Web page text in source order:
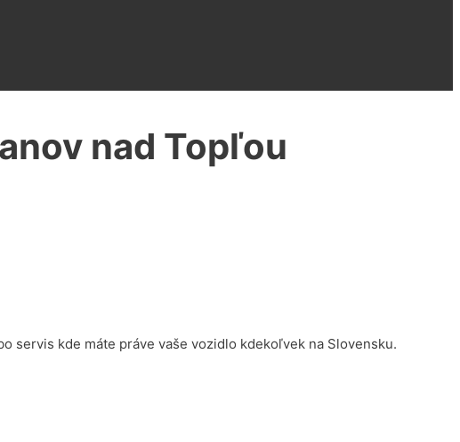
nad Topľou
servis kde máte práve vaše vozidlo kdekoľvek na Slovensku.